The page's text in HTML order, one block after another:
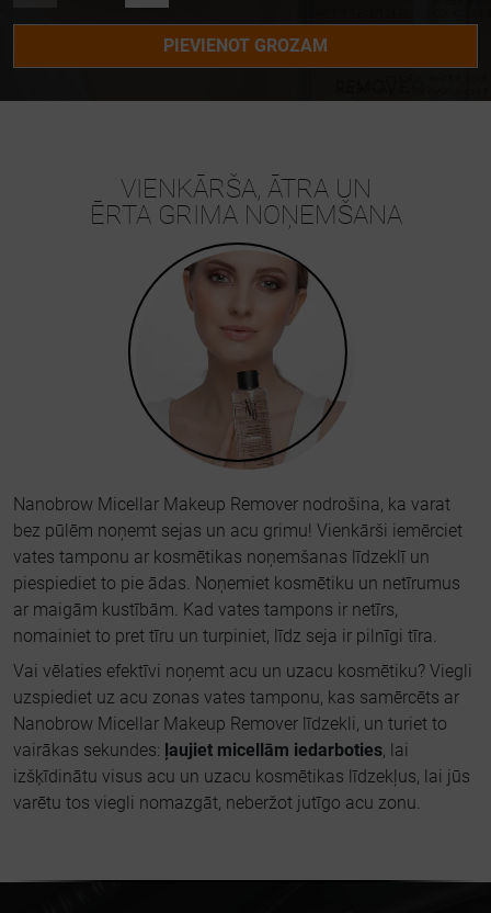
PIEVIENOT GROZAM
VIENKĀRŠA, ĀTRA UN
ĒRTA GRIMA NOŅEMŠANA
Nanobrow Micellar Makeup Remover nodrošina, ka varat
bez pūlēm noņemt sejas un acu grimu! Vienkārši iemērciet
vates tamponu ar kosmētikas noņemšanas līdzeklī un
piespiediet to pie ādas. Noņemiet kosmētiku un netīrumus
ar maigām kustībām. Kad vates tampons ir netīrs,
nomainiet to pret tīru un turpiniet, līdz seja ir pilnīgi tīra.
Vai vēlaties efektīvi noņemt acu un uzacu kosmētiku? Viegli
uzspiediet uz acu zonas vates tamponu, kas samērcēts ar
Nanobrow Micellar Makeup Remover līdzekli, un turiet to
vairākas sekundes: ļaujiet micellām iedarboties, lai
izšķīdinātu visus acu un uzacu kosmētikas līdzekļus, lai jūs
varētu tos viegli nomazgāt, neberžot jutīgo acu zonu.